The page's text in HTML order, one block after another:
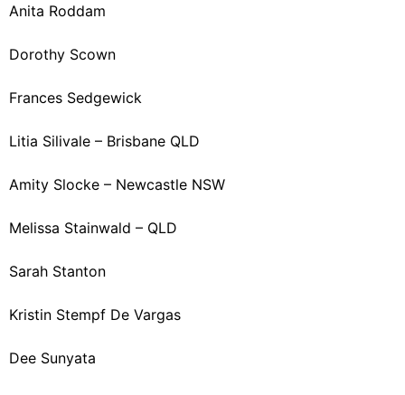
Anita Roddam
Dorothy Scown
Frances Sedgewick
Litia Silivale – Brisbane QLD
Amity Slocke – Newcastle NSW
Melissa Stainwald – QLD
Sarah Stanton
Kristin Stempf De Vargas
Dee Sunyata